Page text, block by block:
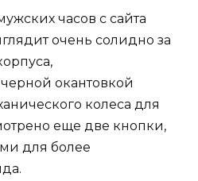
часов с сайта
очень солидно за
окантовкой
колеса для
еще две кнопки,
для более